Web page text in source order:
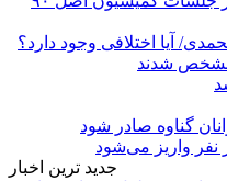
آیا اختلافی وجود دارد؟
گناوه صادر شود
جدید ترین اخبار